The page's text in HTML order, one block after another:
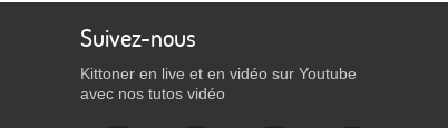
Suivez-nous
Kittoner en live et en vidéo sur Youtube
avec nos tutos vidéo